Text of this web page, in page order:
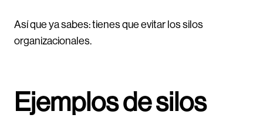
Así que ya sabes: tienes que evitar los silos
organizacionales.
Ejemplos de silos